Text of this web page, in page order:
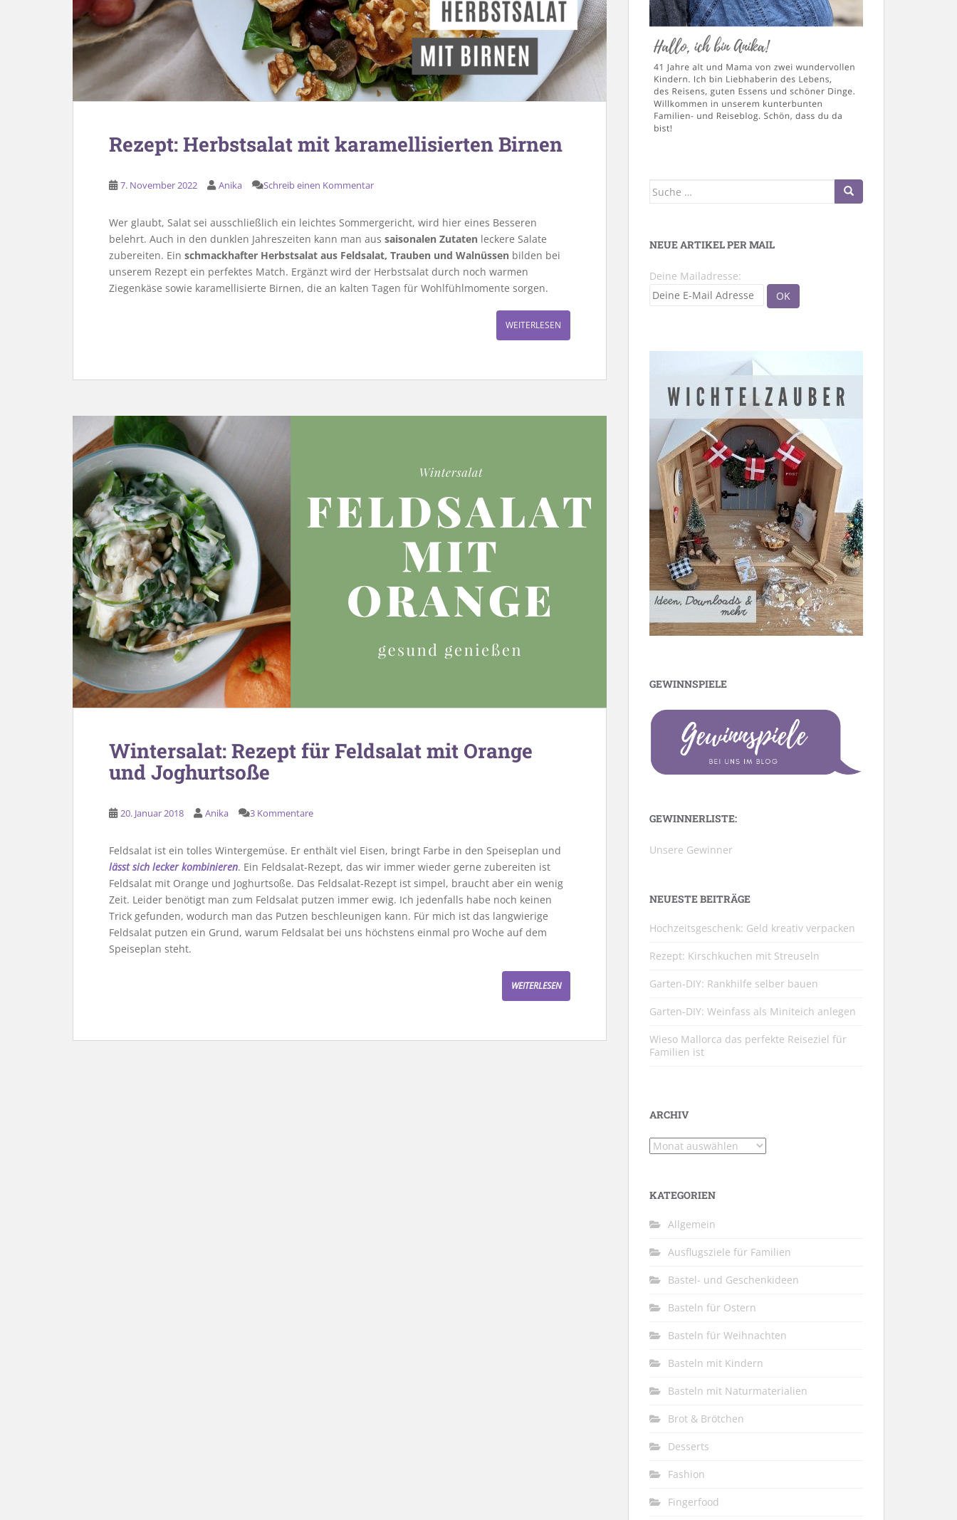
Rezept: Herbstsalat mit karamellisierten Birnen
7. November 2022 Anika Schreib einen Kommentar
Wer glaubt, Salat sei ausschließlich ein leichtes Sommergericht, wird hier eines Besseren
belehrt. Auch in den dunklen Jahreszeiten kann man aus saisonalen Zutaten leckere Salate
zubereiten. Ein schmackhafter Herbstsalat aus Feldsalat, Trauben und Walnüssen bilden bei
unserem Rezept ein perfektes Match. Ergänzt wird der Herbstsalat durch noch warmen
Ziegenkäse sowie karamellisierte Birnen, die an kalten Tagen für Wohlfühlmomente sorgen.
WEITERLESEN
Wintersalat: Rezept für Feldsalat mit Orange
und Joghurtsoße
20. Januar 2018 Anika 3 Kommentare
Feldsalat ist ein tolles Wintergemüse. Er enthält viel Eisen, bringt Farbe in den Speiseplan und
lässt sich lecker kombinieren. Ein Feldsalat-Rezept, das wir immer wieder gerne zubereiten ist
Feldsalat mit Orange und Joghurtsoße. Das Feldsalat-Rezept ist simpel, braucht aber ein wenig
Zeit. Leider benötigt man zum Feldsalat putzen immer ewig. Ich jedenfalls habe noch keinen
Trick gefunden, wodurch man das Putzen beschleunigen kann. Für mich ist das langwierige
Feldsalat putzen ein Grund, warum Feldsalat bei uns höchstens einmal pro Woche auf dem
Speiseplan steht.
WEITERLESEN
Suche
NEUE ARTIKEL PER MAIL
Deine Mailadresse:
GEWINNSPIELE
GEWINNERLISTE:
Unsere Gewinner
NEUESTE BEITRÄGE
Hochzeitsgeschenk: Geld kreativ verpacken
Rezept: Kirschkuchen mit Streuseln
Garten-DIY: Rankhilfe selber bauen
Garten-DIY: Weinfass als Miniteich anlegen
Wieso Mallorca das perfekte Reiseziel für
Familien ist
ARCHIV
Archiv
KATEGORIEN
Allgemein
Ausflugsziele für Familien
Bastel- und Geschenkideen
Basteln für Ostern
Basteln für Weihnachten
Basteln mit Kindern
Basteln mit Naturmaterialien
Brot & Brötchen
Desserts
Fashion
Fingerfood